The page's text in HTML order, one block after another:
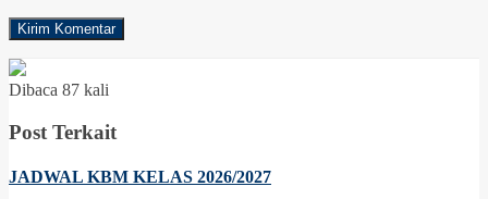
Dibaca 87 kali
Post Terkait
JADWAL KBM KELAS 2026/2027